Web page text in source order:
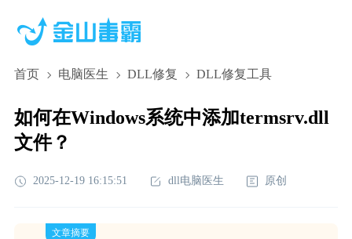
首页 电脑医生 DLL修复 DLL修复工具
如何在Windows系统中添加termsrv.dll
文件？
2025-12-19 16:15:51 dll电脑医生 原创
文章摘要